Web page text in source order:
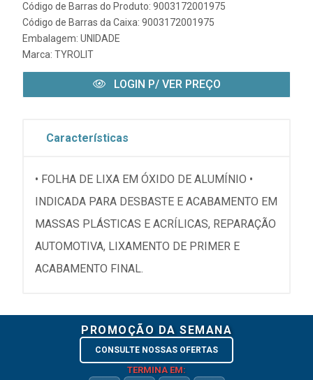
Código de Barras do Produto: 9003172001975
Código de Barras da Caixa: 9003172001975
Embalagem: UNIDADE
Marca: TYROLIT
LOGIN P/ VER PREÇO
Características
• FOLHA DE LIXA EM ÓXIDO DE ALUMÍNIO •
INDICADA PARA DESBASTE E ACABAMENTO EM
MASSAS PLÁSTICAS E ACRÍLICAS, REPARAÇÃO
AUTOMOTIVA, LIXAMENTO DE PRIMER E
ACABAMENTO FINAL.
PROMOÇÃO DA SEMANA
CONSULTE NOSSAS OFERTAS
TERMINA EM: